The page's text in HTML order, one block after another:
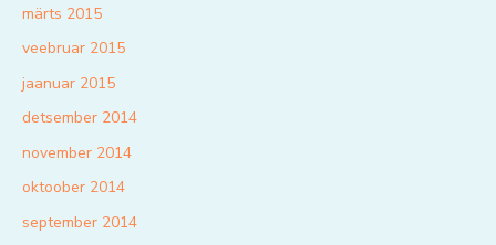
märts 2015
veebruar 2015
jaanuar 2015
detsember 2014
november 2014
oktoober 2014
september 2014